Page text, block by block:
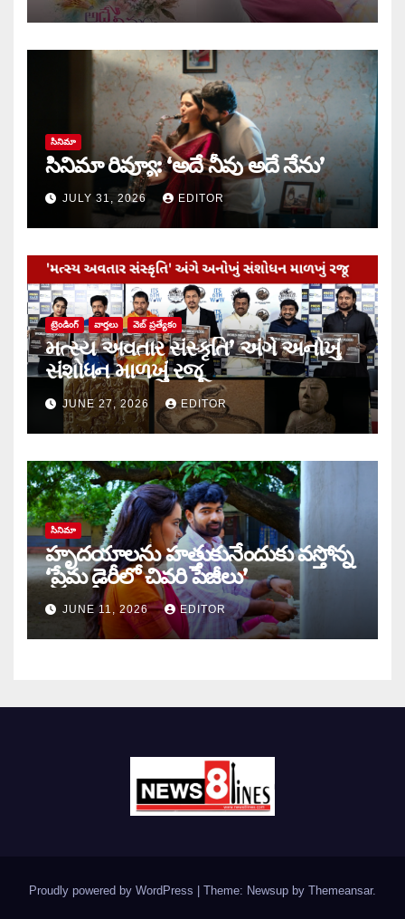
సినిమా
సినిమా రివ్యూ: ‘అదే నీవు అదే నేను’
JULY 31, 2026 EDITOR
ట్రెండింగ్ వార్త‌లు వెబ్ ప్రత్యేకం
મત્સ્ય અવતાર સંસ્કૃતિ’ અંગે અનોખું
સંશોધન માળખું રજૂ
JUNE 27, 2026 EDITOR
సినిమా
హృదయాలను హత్తుకునేందుకు వస్తోన్న
‘ప్రేమ డైరీలో చివరి పేజీలు’
JUNE 11, 2026 EDITOR
Proudly powered by WordPress Theme: Newsup by Themeansar.